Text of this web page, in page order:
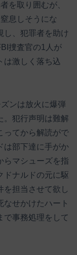
を取り囲むが、
息しそうにな
し、犯罪者を助け
捜査官の1人が
は激しく落ち込
ンは放火に爆弾
。犯行声明は難解
ってから解読がで
は部下達に手がか
らマシューズを指
ドナルドの元に駆
を担当させて欲し
せかけたハート
で事務処理をして